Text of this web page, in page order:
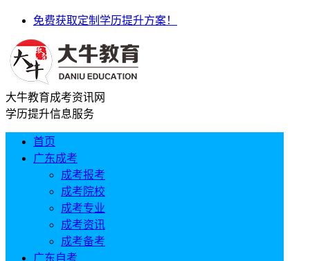
免费获取定制学历提升方案！
大牛教育成考资讯网
学历提升信息服务
首页
广东成考
成考报考
成考院校
成考专业
成考资讯
成考备考
广东自考